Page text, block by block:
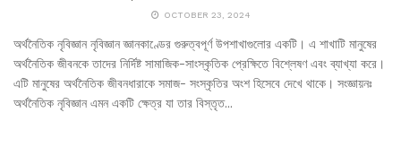
OCTOBER 23, 2024
অর্থনৈতিক নৃবিজ্ঞান নৃবিজ্ঞান জ্ঞানকাণ্ডের গুরুত্বপূর্ণ উপশাখাগুলোর একটি। এ শাখাটি মানুষের
অর্থনৈতিক জীবনকে তাদের নির্দিষ্ট সামাজিক-সাংস্কৃতিক প্রেক্ষিতে বিশ্লেষণ এবং ব্যাখ্যা করে।
এটি মানুষের অর্থনৈতিক জীবনধারাকে সমাজ- সংস্কৃতির অংশ হিসেবে দেখে থাকে। সংজ্ঞায়নঃ
অর্থনৈতিক নৃবিজ্ঞান এমন একটি ক্ষেত্র যা তার বিস্তৃত...